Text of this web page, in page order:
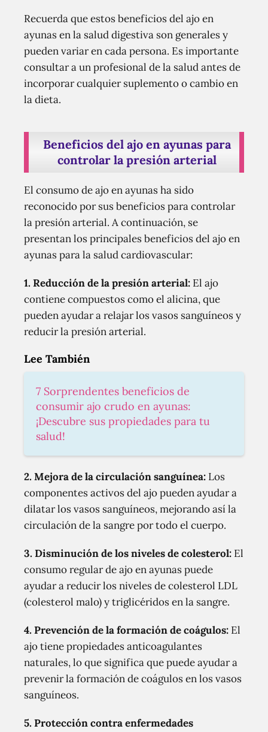
Recuerda que estos beneficios del ajo en
ayunas en la salud digestiva son generales y
pueden variar en cada persona. Es importante
consultar a un profesional de la salud antes de
incorporar cualquier suplemento o cambio en
la dieta.
Beneficios del ajo en ayunas para
controlar la presión arterial
El consumo de ajo en ayunas ha sido
reconocido por sus beneficios para controlar
la presión arterial. A continuación, se
presentan los principales beneficios del ajo en
ayunas para la salud cardiovascular:
1. Reducción de la presión arterial: El ajo
contiene compuestos como el alicina, que
pueden ayudar a relajar los vasos sanguíneos y
reducir la presión arterial.
Lee También
7 Sorprendentes beneficios de
consumir ajo crudo en ayunas:
¡Descubre sus propiedades para tu
salud!
2. Mejora de la circulación sanguínea: Los
componentes activos del ajo pueden ayudar a
dilatar los vasos sanguíneos, mejorando así la
circulación de la sangre por todo el cuerpo.
3. Disminución de los niveles de colesterol: El
consumo regular de ajo en ayunas puede
ayudar a reducir los niveles de colesterol LDL
(colesterol malo) y triglicéridos en la sangre.
4. Prevención de la formación de coágulos: El
ajo tiene propiedades anticoagulantes
naturales, lo que significa que puede ayudar a
prevenir la formación de coágulos en los vasos
sanguíneos.
5. Protección contra enfermedades